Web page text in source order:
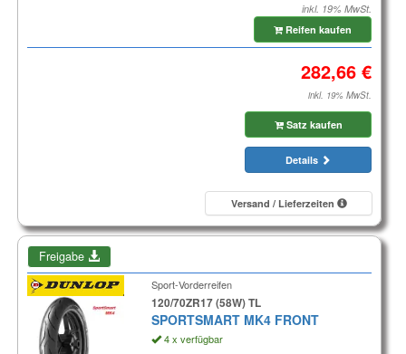
inkl. 19% MwSt.
Reifen kaufen
inkl. 19% MwSt.
Satz kaufen
Details
Versand / Lieferzeiten
Freigabe
Sport-Vorderreifen
120/70ZR17 (58W) TL
SPORTSMART MK4 FRONT
4 x verfügbar